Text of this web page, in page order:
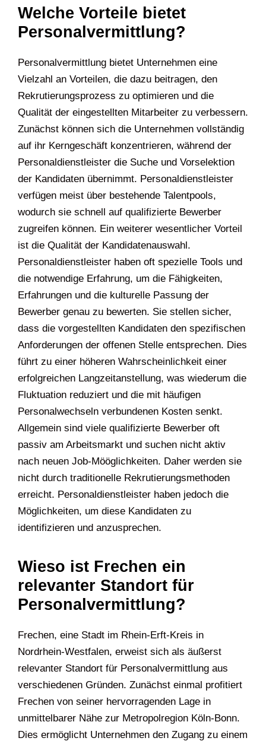
Welche Vorteile bietet
Personalvermittlung?
Personalvermittlung bietet Unternehmen eine
Vielzahl an Vorteilen, die dazu beitragen, den
Rekrutierungsprozess zu optimieren und die
Qualität der eingestellten Mitarbeiter zu verbessern.
Zunächst können sich die Unternehmen vollständig
auf ihr Kerngeschäft konzentrieren, während der
Personaldienstleister die Suche und Vorselektion
der Kandidaten übernimmt. Personaldienstleister
verfügen meist über bestehende Talentpools,
wodurch sie schnell auf qualifizierte Bewerber
zugreifen können. Ein weiterer wesentlicher Vorteil
ist die Qualität der Kandidatenauswahl.
Personaldienstleister haben oft spezielle Tools und
die notwendige Erfahrung, um die Fähigkeiten,
Erfahrungen und die kulturelle Passung der
Bewerber genau zu bewerten. Sie stellen sicher,
dass die vorgestellten Kandidaten den spezifischen
Anforderungen der offenen Stelle entsprechen. Dies
führt zu einer höheren Wahrscheinlichkeit einer
erfolgreichen Langzeitanstellung, was wiederum die
Fluktuation reduziert und die mit häufigen
Personalwechseln verbundenen Kosten senkt.
Allgemein sind viele qualifizierte Bewerber oft
passiv am Arbeitsmarkt und suchen nicht aktiv
nach neuen Job-Mööglichkeiten. Daher werden sie
nicht durch traditionelle Rekrutierungsmethoden
erreicht. Personaldienstleister haben jedoch die
Möglichkeiten, um diese Kandidaten zu
identifizieren und anzusprechen.
Wieso ist Frechen ein
relevanter Standort für
Personalvermittlung?
Frechen, eine Stadt im Rhein-Erft-Kreis in
Nordrhein-Westfalen, erweist sich als äußerst
relevanter Standort für Personalvermittlung aus
verschiedenen Gründen. Zunächst einmal profitiert
Frechen von seiner hervorragenden Lage in
unmittelbarer Nähe zur Metropolregion Köln-Bonn.
Dies ermöglicht Unternehmen den Zugang zu einem